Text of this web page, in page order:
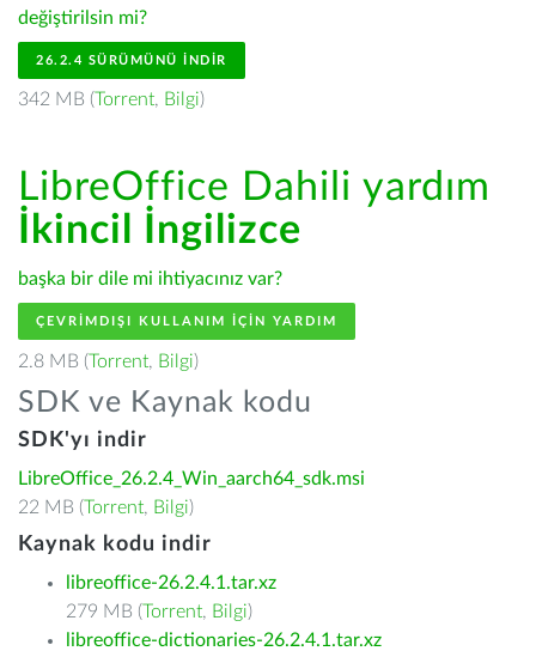
değiştirilsin mi?
26.2.4 SÜRÜMÜNÜ İNDIR
342 MB (Torrent, Bilgi)
LibreOffice Dahili yardım
İkincil İngilizce
başka bir dile mi ihtiyacınız var?
ÇEVRIMDIŞI KULLANIM IÇIN YARDIM
2.8 MB (Torrent, Bilgi)
SDK ve Kaynak kodu
SDK'yı indir
LibreOffice_26.2.4_Win_aarch64_sdk.msi
22 MB (Torrent, Bilgi)
Kaynak kodu indir
libreoffice-26.2.4.1.tar.xz
279 MB (Torrent, Bilgi)
libreoffice-dictionaries-26.2.4.1.tar.xz